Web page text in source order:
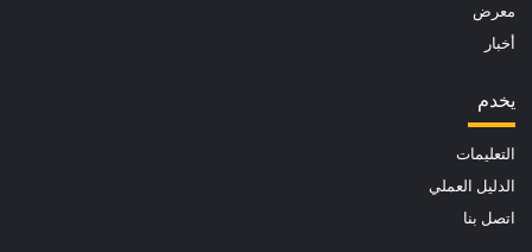
معرض
أخبار
يخدم
التعليمات
الدليل العملي
اتصل بنا